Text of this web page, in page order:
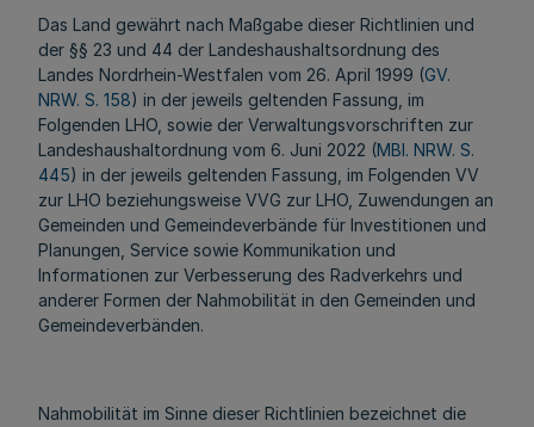
Das Land gewährt nach Maßgabe dieser Richtlinien und
der §§ 23 und 44 der Landeshaushaltsordnung des
Landes Nordrhein-Westfalen vom 26. April 1999 (GV.
NRW. S. 158) in der jeweils geltenden Fassung, im
Folgenden LHO, sowie der Verwaltungsvorschriften zur
Landeshaushaltordnung vom 6. Juni 2022 (MBl. NRW. S.
445) in der jeweils geltenden Fassung, im Folgenden VV
zur LHO beziehungsweise VVG zur LHO, Zuwendungen an
Gemeinden und Gemeindeverbände für Investitionen und
Planungen, Service sowie Kommunikation und
Informationen zur Verbesserung des Radverkehrs und
anderer Formen der Nahmobilität in den Gemeinden und
Gemeindeverbänden.
Nahmobilität im Sinne dieser Richtlinien bezeichnet die